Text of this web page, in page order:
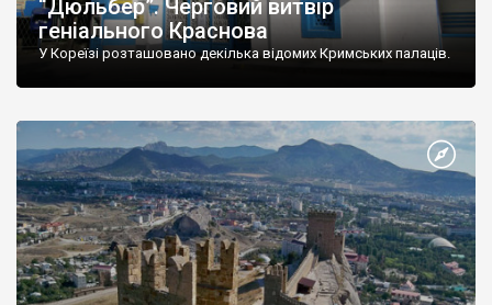
“Дюльбер”. Черговий витвір
геніального Краснова
У Кореїзі розташовано декілька відомих Кримських палаців.